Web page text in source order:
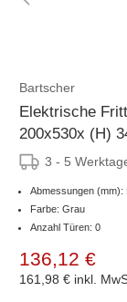
Bartscher
Elektrische
200x530x (H)
3 - 5
Abmessungen (mm):
Farbe: Grau
Anzahl Türen: 0
136,12 €
161,98 € inkl.